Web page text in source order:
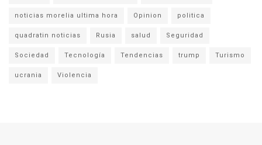
noticias morelia ultima hora Opinion politica
quadratin noticias Rusia salud Seguridad
Sociedad Tecnología Tendencias trump Turismo
ucrania Violencia